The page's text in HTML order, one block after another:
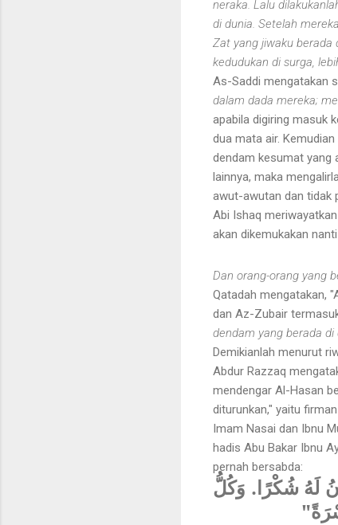
neraka. Lalu
di dunia. Setelah
Zat yang jiwaku berada
kedudukan di surga,
As-Saddi mengatakan
dalam dada mereka;
apabila digiring masuk
dua mata air.
dendam kesumat yang
lainnya, maka
awut-awutan dan tidak
Abi Ishaq
akan dikemukakan
Dan orang-orang yang
Qatadah mengatakan,
dan Az-Zubair
dendam yang berada
Demikianlah menurut
Abdur Razzaq
mendengar Al-Hasan
diturunkan," yaitu
Imam Nasai dan Ibnu
hadis Abu Bakar Ibnu
pernah bersabda:
لَهُ شُكْرًا. وَكُلُّ